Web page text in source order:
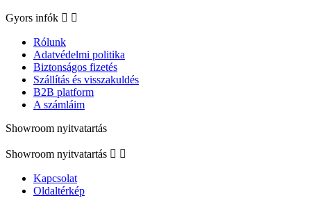
Gyors infók  
Rólunk
Adatvédelmi politika
Biztonságos fizetés
Szállítás és visszakuldés
B2B platform
A számláim
Showroom nyitvatartás
Showroom nyitvatartás  
Kapcsolat
Oldaltérkép